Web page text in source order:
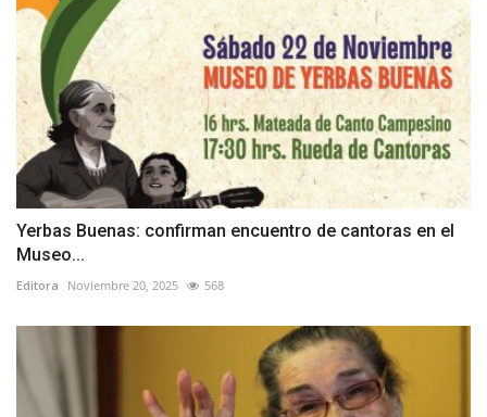
Yerbas Buenas: confirman encuentro de cantoras en el
Museo...
Editora Noviembre 20, 2025 568